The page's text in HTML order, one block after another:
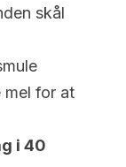
skål
mel for at
i 40